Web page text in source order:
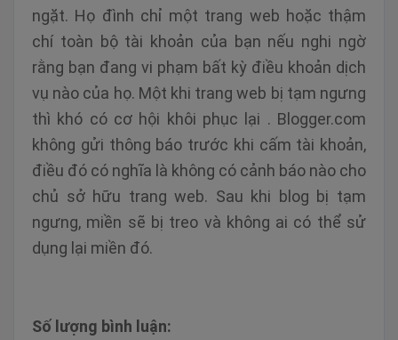
ngặt. Họ đình chỉ một trang web hoặc thậm
chí toàn bộ tài khoản của bạn nếu nghi ngờ
rằng bạn đang vi phạm bất kỳ điều khoản dịch
vụ nào của họ. Một khi trang web bị tạm ngưng
thì khó có cơ hội khôi phục lại . Blogger.com
không gửi thông báo trước khi cấm tài khoản,
điều đó có nghĩa là không có cảnh báo nào cho
chủ sở hữu trang web. Sau khi blog bị tạm
ngưng, miền sẽ bị treo và không ai có thể sử
dụng lại miền đó.
Số lượng bình luận: